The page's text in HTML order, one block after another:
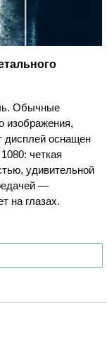
Обычные
изображения,
дисплей оснащен
четкая
удивительной
—
на глазах.